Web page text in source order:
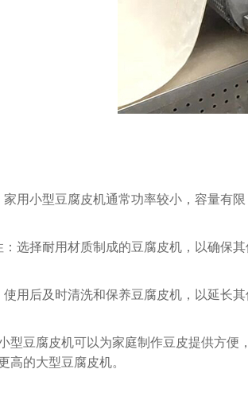
家用小型豆腐皮机通常功率较小，容量有
选择耐用材质制成的豆腐皮机，以确保其
用后及时清洗和保养豆腐皮机，以延长
型豆腐皮机可以为家庭制作豆皮提供方
高的大型豆腐皮机。